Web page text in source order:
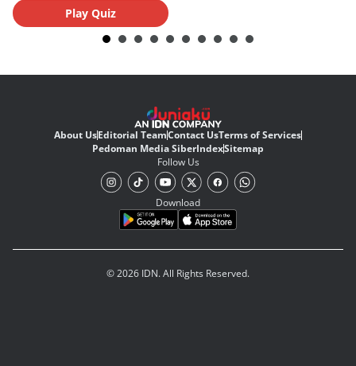
Play Quiz
About UsEditorial TeamContact UsTerms of Services
Pedoman Media SiberIndexSitemap
Follow Us
Download
© 2026 IDN. All Rights Reserved.